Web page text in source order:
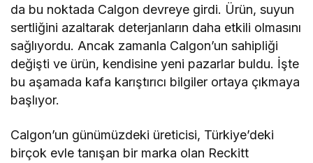
da bu noktada Calgon devreye girdi. Ürün, suyun
sertliğini azaltarak deterjanların daha etkili olmasını
sağlıyordu. Ancak zamanla Calgon’un sahipliği
değişti ve ürün, kendisine yeni pazarlar buldu. İşte
bu aşamada kafa karıştırıcı bilgiler ortaya çıkmaya
başlıyor.
Calgon’un günümüzdeki üreticisi, Türkiye’deki
birçok evle tanışan bir marka olan Reckitt